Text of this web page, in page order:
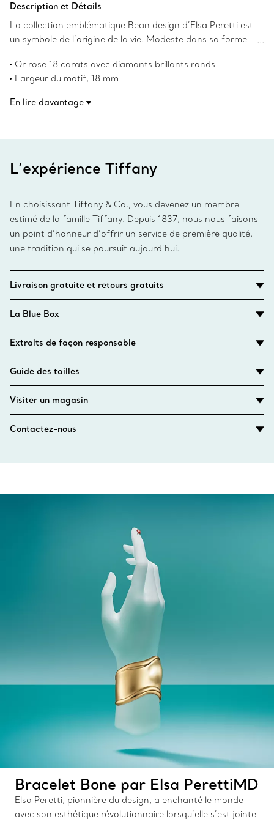
Description et Détails
La collection emblématique Bean design d’Elsa Peretti est
un symbole de l’origine de la vie. Modeste dans sa forme
naturelles et lisses qui ont toujours séduit la créatrice. La
collection sculpturale et organique incarne le talent
caractère tactile et irrésistible qui nous rappellent la
Or rose 18 carats avec diamants brillants ronds
Largeur du motif, 18 mm
Poids total en carats de 0,76
En lire davantage
L’expérience Tiffany
En choisissant Tiffany & Co., vous devenez un membre
estimé de la famille Tiffany. Depuis 1837, nous nous faisons
un point d’honneur d’offrir un service de première qualité,
une tradition qui se poursuit aujourd’hui.
Livraison gratuite et retours gratuits
La Blue Box
Extraits de façon responsable
Guide des tailles
Visiter un magasin
Contactez-nous
Bracelet Bone par Elsa PerettiMD
Elsa Peretti, pionnière du design, a enchanté le monde
avec son esthétique révolutionnaire lorsqu’elle s’est jointe